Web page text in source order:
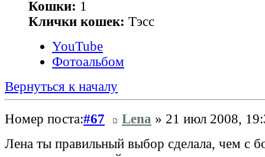
Кошки: 1
Клички кошек: Тэсс
YouTube
Фотоальбом
Вернуться к началу
Номер поста:#67 Lena » 21 июл 2008,
Лена ты правильный выбор сделала, чем с